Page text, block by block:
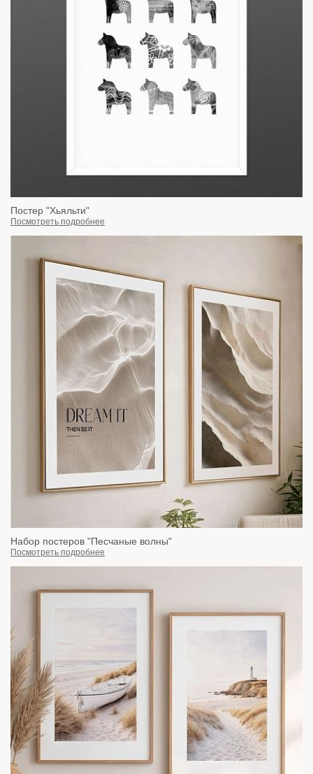
Постер "Хьяльти"
Посмотреть подробнее
Набор постеров "Песчаные волны"
Посмотреть подробнее